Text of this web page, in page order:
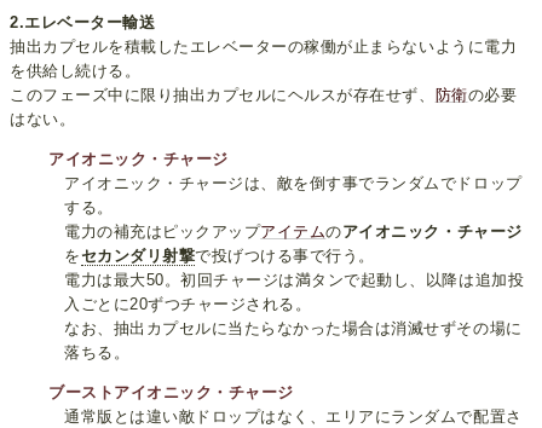
2.エレベーター輸送
抽出カプセルを積載したエレベーターの稼働が止まらないように電力
を供給し続ける。
このフェーズ中に限り抽出カプセルにヘルスが存在せず、 防衛の必要
はない。
アイオニック・チャージ
アイオニック・チャージは、敵を倒す事でランダムでドロップ
する。
電力の補充はピックアップアイテムのアイオニック・チャージ
をセカンダリ射撃で投げつける事で行う。
電力は最大50。初回チャージは満タンで起動し、以降は追加投
入ごとに20ずつチャージされる。
なお、抽出カプセルに当たらなかった場合は消滅せずその場に
落ちる。
ブーストアイオニック・チャージ
通常版とは違い敵ドロップはなく、エリアにランダムで配置さ